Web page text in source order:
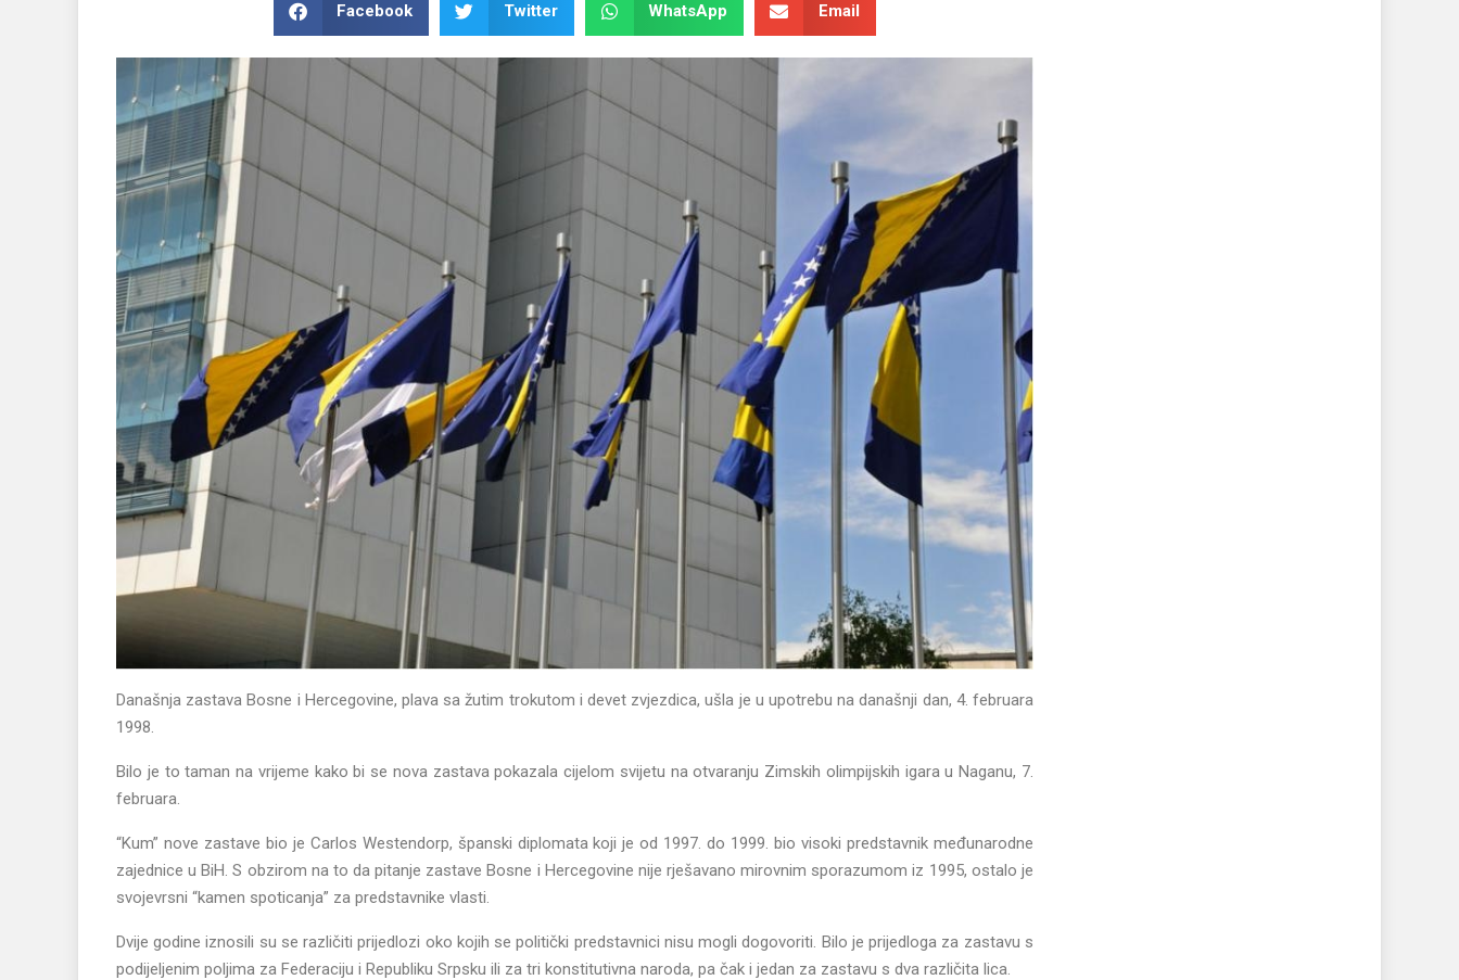
Facebook Twitter WhatsApp Email
Današnja zastava Bosne i Hercegovine, plava sa žutim trokutom i devet zvjezdica, ušla je u upotrebu na današnji dan, 4. februara
1998.
Bilo je to taman na vrijeme kako bi se nova zastava pokazala cijelom svijetu na otvaranju Zimskih olimpijskih igara u Naganu, 7.
februara.
“Kum” nove zastave bio je Carlos Westendorp, španski diplomata koji je od 1997. do 1999. bio visoki predstavnik međunarodne
zajednice u BiH. S obzirom na to da pitanje zastave Bosne i Hercegovine nije rješavano mirovnim sporazumom iz 1995, ostalo je
svojevrsni “kamen spoticanja” za predstavnike vlasti.
Dvije godine iznosili su se različiti prijedlozi oko kojih se politički predstavnici nisu mogli dogovoriti. Bilo je prijedloga za zastavu s
podijeljenim poljima za Federaciju i Republiku Srpsku ili za tri konstitutivna naroda, pa čak i jedan za zastavu s dva različita lica.